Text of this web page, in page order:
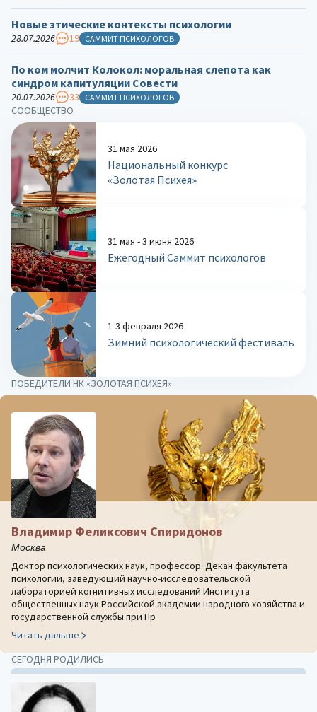
СООБЩЕСТВО
31 мая 2026
Национальный конкурс
«Золотая Психея»
31 мая - 3 июня 2026
Ежегодный Саммит психологов
1-3 февраля 2026
Зимний психологический фестиваль
Новые этические контексты психологии
28.07.2026 19 САММИТ ПСИХОЛОГОВ
По ком молчит Колокол: моральная слепота как
синдром капитуляции Совести
20.07.2026 33 САММИТ ПСИХОЛОГОВ
ПОБЕДИТЕЛИ НК «ЗОЛОТАЯ ПСИХЕЯ»
Владимир Феликсович Спиридонов
Москва
Доктор психологических наук, профессор. Декан факультета
психологии, заведующий научно-исследовательской
лабораторией когнитивных исследований Института
общественных наук Российской академии народного хозяйства и
государственной службы при Пр
Читать дальше
СЕГОДНЯ РОДИЛИСЬ